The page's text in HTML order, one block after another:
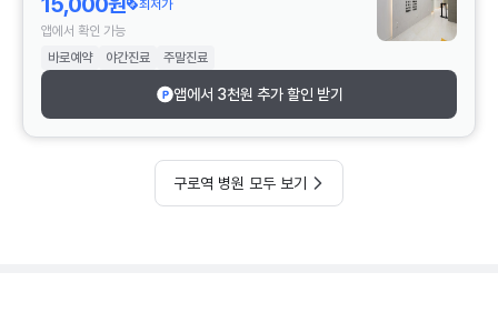
최저가
앱에서 확인 가능
바로예약
야간진료 주말진료
앱에서 3천원 추가 할인 받기
구로역 병원 모두 보기